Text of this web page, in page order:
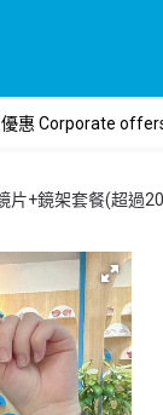
惠 Corporate
片+鏡架套餐(超過